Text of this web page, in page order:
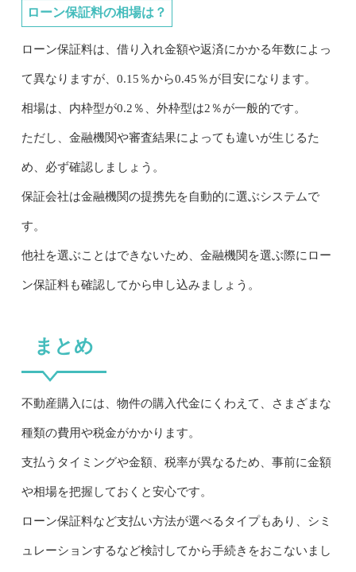
ローン保証料の相場は？
ローン保証料は、借り入れ金額や返済にかかる年数によっ
て異なりますが、0.15％から0.45％が目安になります。
相場は、内枠型が0.2％、外枠型は2％が一般的です。
ただし、金融機関や審査結果によっても違いが生じるた
め、必ず確認しましょう。
保証会社は金融機関の提携先を自動的に選ぶシステムで
す。
他社を選ぶことはできないため、金融機関を選ぶ際にロー
ン保証料も確認してから申し込みましょう。
まとめ
不動産購入には、物件の購入代金にくわえて、さまざまな
種類の費用や税金がかかります。
支払うタイミングや金額、税率が異なるため、事前に金額
や相場を把握しておくと安心です。
ローン保証料など支払い方法が選べるタイプもあり、シミ
ュレーションするなど検討してから手続きをおこないまし